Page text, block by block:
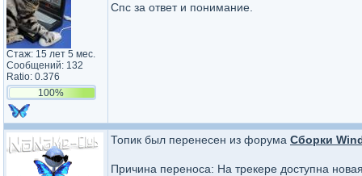
Стаж: 15 лет 5 мес.
Сообщений: 132
Ratio: 0.376
100%
Спс за ответ и понимание.
Топик был перенесен из форума Сборки
Причина переноса: На трекере доступна